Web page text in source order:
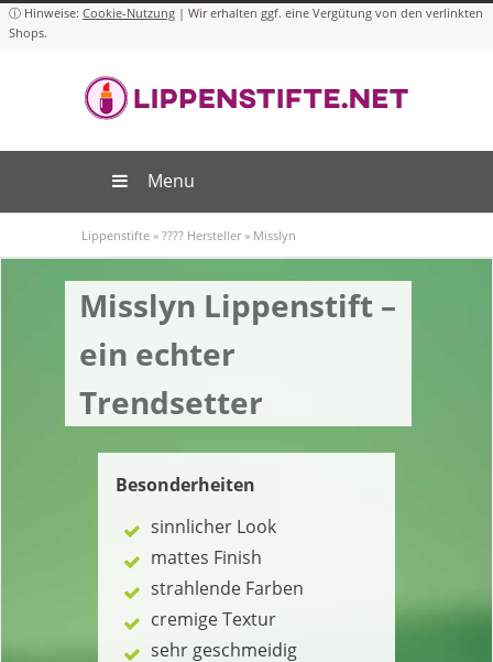
Cookie-Nutzung
Menu
Lippenstifte » ???? Hersteller » Misslyn
Misslyn Lippenstift –
ein echter
Trendsetter
Besonderheiten
sinnlicher Look
mattes Finish
strahlende Farben
cremige Textur
sehr geschmeidig